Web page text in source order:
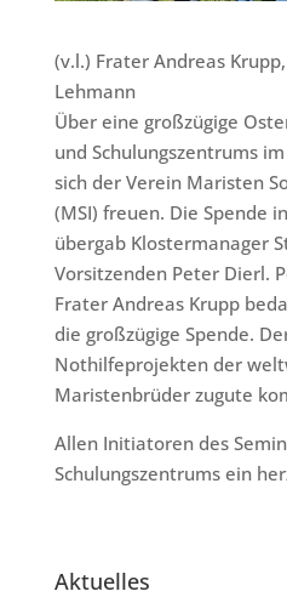
(v.l.) Frater Andreas
Lehmann
Über eine großzügige
und Schulungszentrums
sich der Verein Maristen
(MSI) freuen. Die Spende
übergab Klostermanager
Vorsitzenden Peter Dierl.
Frater Andreas Krupp
die großzügige Spende.
Nothilfeprojekten der
Maristenbrüder zugute
Allen Initiatoren des
Schulungszentrums ein
Aktuelles